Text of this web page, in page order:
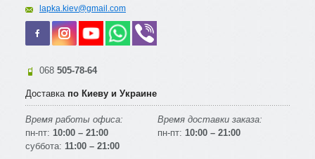
lapka.kiev@gmail.com
068 505-78-64
Доставка по Киеву и Украине
Время работы офиса:
пн-пт: 10:00 – 21:00
суббота: 11:00 – 21:00
Время доставки заказа:
пн-пт: 10:00 – 21:00